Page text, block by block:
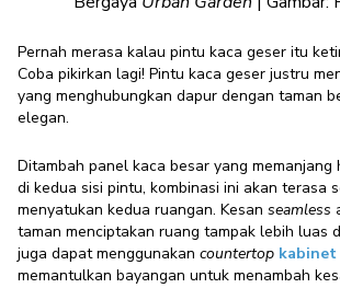
Pernah merasa kalau pintu kaca geser itu
Coba pikirkan lagi! Pintu kaca geser justru
yang menghubungkan dapur dengan taman
elegan.
Ditambah panel kaca besar yang memanjang
di kedua sisi pintu, kombinasi ini akan terasa
menyatukan kedua ruangan. Kesan seamless
taman menciptakan ruang tampak lebih luas
juga dapat menggunakan countertop
memantulkan bayangan untuk menambah